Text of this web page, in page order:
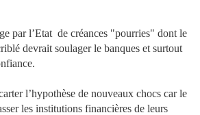
par l’Etat de créances "pourries" dont le
devrait soulager le banques et surtout
l’hypothèse de nouveaux chocs car le
les institutions financières de leurs